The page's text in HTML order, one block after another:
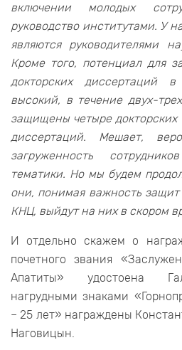
включении молодых
руководство институтами. У
являются руководителями
Кроме того, потенциал для
докторских диссертаций
высокий, в течение двух-
защищены четыре докторских
диссертаций. Мешает,
загруженность
тематики. Но мы будем
они, понимая важность защит
КНЦ, выйдут на них в скором
И отдельно скажем о
почетного звания
Апатиты» удостоена
нагрудными знаками
– 25 лет» награждены
Наговицын.